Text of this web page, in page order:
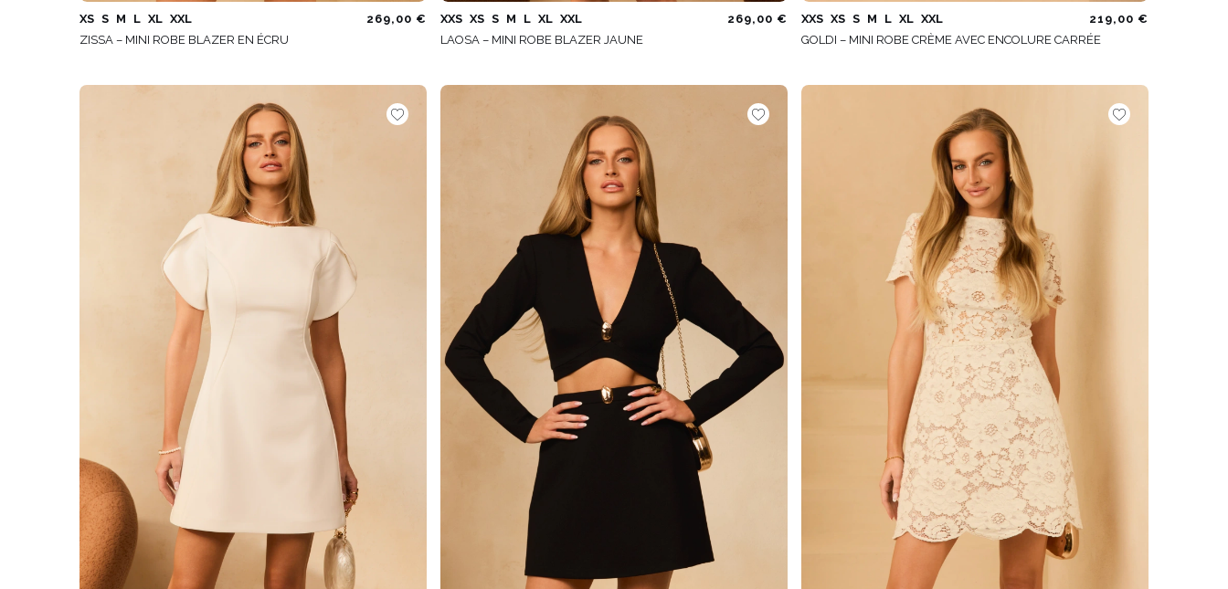
XS S M L XL XXL
269,00 €
ZISSA – MINI ROBE BLAZER EN ÉCRU
XXS XS S M L XL XXL
269,00 €
LAOSA – MINI ROBE BLAZER JAUNE
XXS XS S M L XL XXL
219,00 €
GOLDI – MINI ROBE CRÈME AVEC ENCOLURE CARRÉE